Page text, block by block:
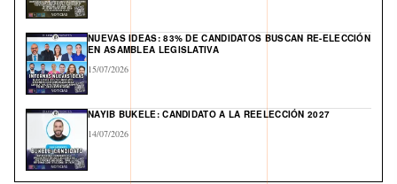
NUEVAS IDEAS: 83% DE CANDIDATOS BUSCAN RE-ELECCIÓN
EN ASAMBLEA LEGISLATIVA
15/07/2026
NAYIB BUKELE: CANDIDATO A LA REELECCIÓN 2027
14/07/2026